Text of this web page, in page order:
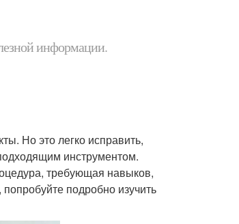
информации.
Но это легко исправить,
инструментом.
требующая навыков,
подробно изучить